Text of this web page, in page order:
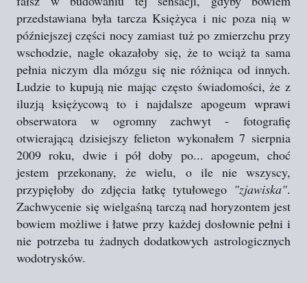
przedstawiana była tarcza Księżyca i nic poza nią w
późniejszej części nocy zamiast tuż po zmierzchu przy
wschodzie, nagle okazałoby się, że to wciąż ta sama
pełnia niczym dla mózgu się nie różniąca od innych.
Ludzie to kupują nie mając często świadomości, że z
iluzją księżycową to i najdalsze apogeum wprawi
obserwatora w ogromny zachwyt - fotografię
otwierającą dzisiejszy felieton wykonałem 7 sierpnia
2009 roku, dwie i pół doby po... apogeum, choć
jestem przekonany, że wielu, o ile nie wszyscy,
przypięłoby do zdjęcia łatkę tytułowego "zjawiska".
Zachwycenie się wielgaśną tarczą nad horyzontem jest
bowiem możliwe i łatwe przy każdej dosłownie pełni i
nie potrzeba tu żadnych dodatkowych astrologicznych
wodotrysków.